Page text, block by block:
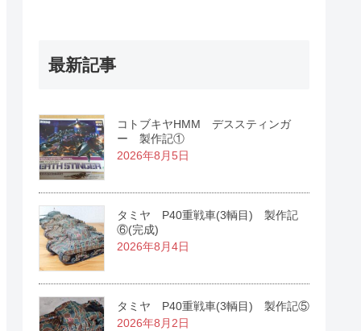
最新記事
コトブキヤHMM デススティンガ
ー 製作記①
2026年8月5日
タミヤ P40重戦車(3輌目) 製作記
⑥(完成)
2026年8月4日
タミヤ P40重戦車(3輌目) 製作記⑤
2026年8月2日